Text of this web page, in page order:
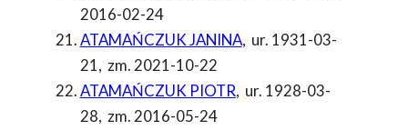
2016-02-24
ATAMAŃCZUK JANINA, ur. 1931-03-
21, zm. 2021-10-22
ATAMAŃCZUK PIOTR, ur. 1928-03-
28, zm. 2016-05-24